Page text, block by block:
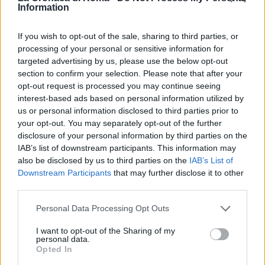
Information
If you wish to opt-out of the sale, sharing to third parties, or
processing of your personal or sensitive information for
targeted advertising by us, please use the below opt-out
section to confirm your selection. Please note that after your
opt-out request is processed you may continue seeing
interest-based ads based on personal information utilized by
us or personal information disclosed to third parties prior to
your opt-out. You may separately opt-out of the further
disclosure of your personal information by third parties on the
IAB’s list of downstream participants. This information may
also be disclosed by us to third parties on the IAB’s List of
Downstream Participants that may further disclose it to other
Please note that this website/app uses one or more Google
not limited to your visit or usage behaviour. You may click to
grant or deny consent to Google and its third-party tags to
use your data for below specified purposes in below Google
Personal Data Processing Opt Outs
I want to opt-out of the Sharing of my
personal data.
Opted In
imputati finisce inevitabilmente il tecnico Di
preventivabili. La squadra è chiamata a reagire: tra
tre giorni c’è Roma-Frosinone.
SEGUICI SU FACEBOOK
CHE LAZIO CONTRO IL GENOA
POTREBBE INTERESSARTI
Totti e la Serie A: “Juve un’altra
categoria, Roma e Lazio…”.
Francesco. Mancini…”